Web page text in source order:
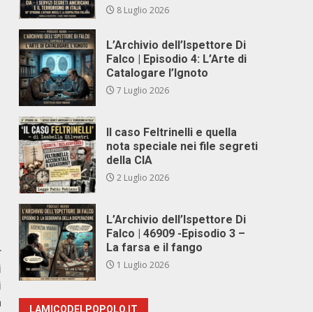
8 Luglio 2026
L’Archivio dell’Ispettore Di
Falco | Episodio 4: L’Arte di
Catalogare l’Ignoto
7 Luglio 2026
Il caso Feltrinelli e quella
nota speciale nei file segreti
della CIA
2 Luglio 2026
L’Archivio dell’Ispettore Di
Falco | 46909 -Episodio 3 –
La farsa e il fango
1 Luglio 2026
LAMICODELPOPOLO.IT